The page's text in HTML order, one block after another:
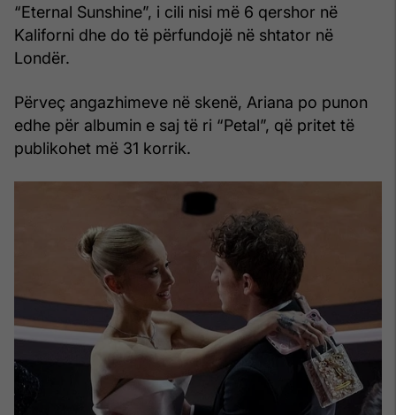
“Eternal Sunshine”, i cili nisi më 6 qershor në
Kaliforni dhe do të përfundojë në shtator në
Londër.
Përveç angazhimeve në skenë, Ariana po punon
edhe për albumin e saj të ri “Petal”, që pritet të
publikohet më 31 korrik.